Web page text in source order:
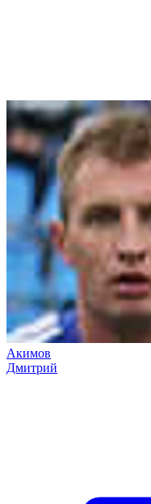
Акимов
Дмитрий